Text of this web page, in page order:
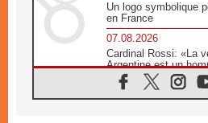
Un logo symbolique
en France
07.08.2026
Cardinal Rossi: «La
Argentine est un
07.08.2026
Hiroshima et